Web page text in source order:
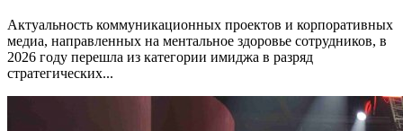
Актуальность коммуникационных проектов и корпоративных
медиа, направленных на ментальное здоровье сотрудников, в
2026 году перешла из категории имиджа в разряд
стратегических...